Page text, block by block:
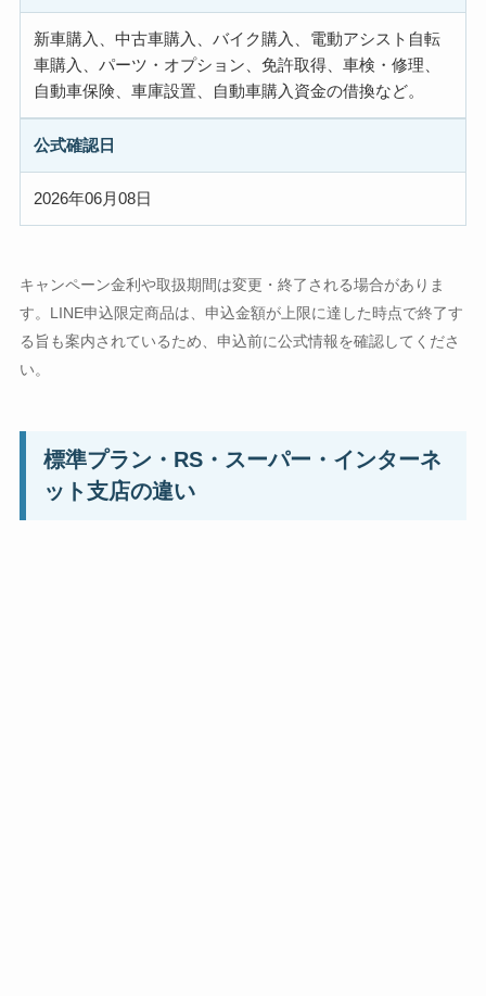
新車購入、中古車購入、バイク購入、電動アシスト自転
車購入、パーツ・オプション、免許取得、車検・修理、
自動車保険、車庫設置、自動車購入資金の借換など。
公式確認日
2026年06月08日
キャンペーン金利や取扱期間は変更・終了される場合がありま
す。LINE申込限定商品は、申込金額が上限に達した時点で終了す
る旨も案内されているため、申込前に公式情報を確認してくださ
い。
標準プラン・RS・スーパー・インターネ
ット支店の違い